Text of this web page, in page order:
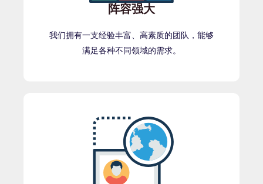
阵容强大
我们拥有一支经验丰富、高素质的团队，能够
满足各种不同领域的需求。